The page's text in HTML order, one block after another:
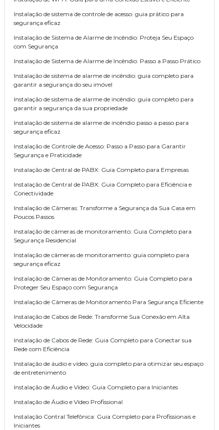
Instalação de sistema de controle de acesso: guia prático para
segurança eficaz
Instalação de Sistema de Alarme de Incêndio: Proteja Seu Espaço
com Segurança
Instalação de Sistema de Alarme de Incêndio: Passo a Passo Prático
Instalação de sistema de alarme de incêndio: guia completo para
garantir a segurança do seu imóvel
Instalação de sistema de alarme de incêndio: guia completo para
garantir a segurança da sua propriedade
Instalação de sistema de alarme de incêndio passo a passo para
segurança eficaz
Instalação de Controle de Acesso: Passo a Passo para Garantir
Segurança e Praticidade
Instalação de Central de PABX: Guia Completo para Empresas
Instalação de Central de PABX: Guia Completo para Eficiência e
Conectividade
Instalação de Câmeras: Transforme a Segurança da Sua Casa em
Poucos Passos
Instalação de câmeras de monitoramento: Guia Completo para
Segurança Residencial
Instalação de câmeras de monitoramento: guia completo para
segurança eficaz
Instalação de Câmeras de Monitoramento: Guia Completo para
Proteger Seu Espaço com Segurança
Instalação de Câmeras de Monitoramento Para Segurança Eficiente
Instalação de Cabos de Rede: Transforme Sua Conexão em Alta
Velocidade
Instalação de Cabos de Rede: Guia Completo para Conectar sua
Rede com Eficiência
Instalação de áudio e vídeo: guia completo para otimizar seu espaço
de entretenimento
Instalação de Áudio e Vídeo: Guia Completo para Iniciantes
Instalação de Áudio e Vídeo Profissional
Instalação Contral Telefônica: Guia Completo para Profissionais e
Iniciantes